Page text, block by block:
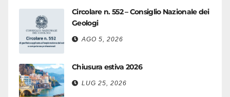
Circolare n. 552 – Consiglio Nazionale dei
Geologi
AGO 5, 2026
Chiusura estiva 2026
LUG 25, 2026